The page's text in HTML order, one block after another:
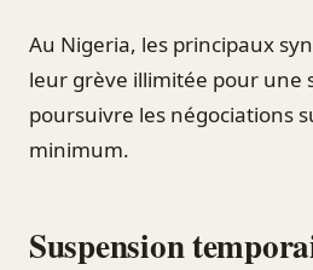
Au Nigeria, les principaux
leur grève illimitée pour une
poursuivre les négociations
minimum.
Suspension